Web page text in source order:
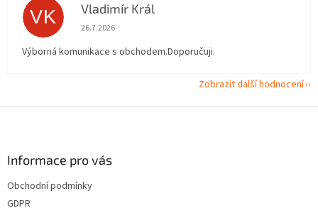
VK Vladimír Král
Hodnocení obchodu je 5 z 5 hvězdiček.
26.7.2026
Výborná komunikace s obchodem.Doporučuji.
Zobrazit další hodnocení
Informace pro vás
Obchodní podmínky
GDPR